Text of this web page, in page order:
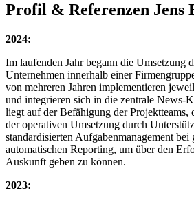
Profil & Referenzen Jens
2024:
Im laufenden Jahr begann die Umsetzung
Unternehmen innerhalb einer
von mehreren Jahren implementieren
und integrieren sich in die zentrale News-
liegt auf der Befähigung der Projektteams,
der operativen Umsetzung durch
standardisierten Aufgabenmanagement bei
automatischen Reporting, um über den
Auskunft geben zu können.
2023: